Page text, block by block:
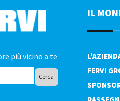
più vicino a te
IL
FERVI